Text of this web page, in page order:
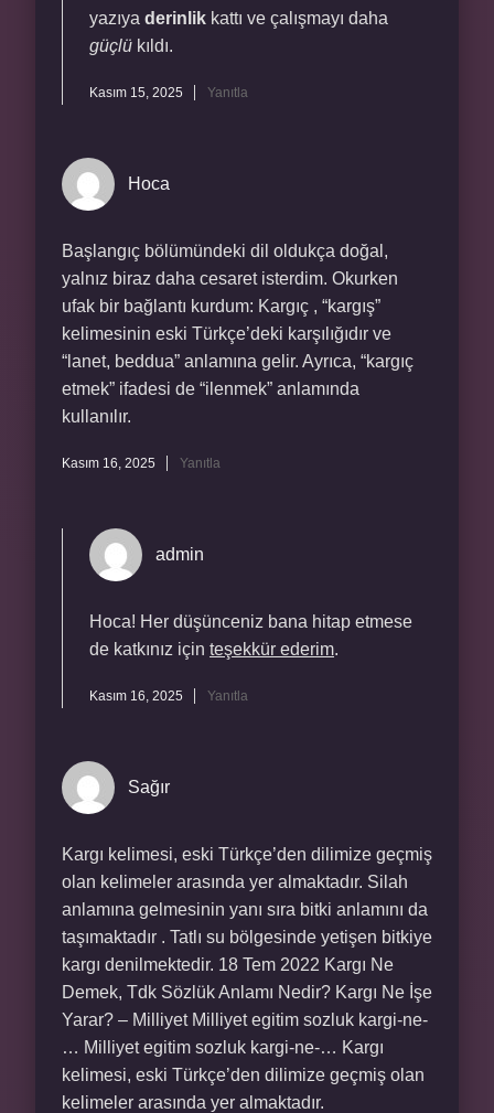
yazıya derinlik kattı ve çalışmayı daha
güçlü kıldı.
Kasım 15, 2025 Yanıtla
Hoca
Başlangıç bölümündeki dil oldukça doğal,
yalnız biraz daha cesaret isterdim. Okurken
ufak bir bağlantı kurdum: Kargıç , “kargış”
kelimesinin eski Türkçe’deki karşılığıdır ve
“lanet, beddua” anlamına gelir. Ayrıca, “kargıç
etmek” ifadesi de “ilenmek” anlamında
kullanılır.
Kasım 16, 2025 Yanıtla
admin
Hoca! Her düşünceniz bana hitap etmese
de katkınız için teşekkür ederim.
Kasım 16, 2025 Yanıtla
Sağır
Kargı kelimesi, eski Türkçe’den dilimize geçmiş
olan kelimeler arasında yer almaktadır. Silah
anlamına gelmesinin yanı sıra bitki anlamını da
taşımaktadır . Tatlı su bölgesinde yetişen bitkiye
kargı denilmektedir. 18 Tem 2022 Kargı Ne
Demek, Tdk Sözlük Anlamı Nedir? Kargı Ne İşe
Yarar? – Milliyet Milliyet egitim sozluk kargi-ne-
… Milliyet egitim sozluk kargi-ne-… Kargı
kelimesi, eski Türkçe’den dilimize geçmiş olan
kelimeler arasında yer almaktadır.